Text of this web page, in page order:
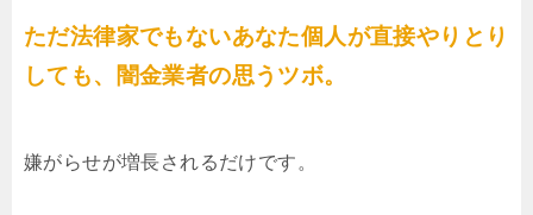
ただ法律家でもないあなた個人が直接やりとり
しても、闇金業者の思うツボ。
嫌がらせが増長されるだけです。